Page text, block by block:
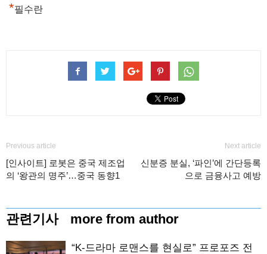
*필수란
Previous article
[인사이트] 로봇은 중국 제조업
의 ‘왕관의 명주’…중국 동향1
Next article
신분증 분실, ‘파인’에 간단등록
으로 금융사고 예방
관련기사 more from author
“K-드라마 로맨스를 현실로” 프로포즈 전